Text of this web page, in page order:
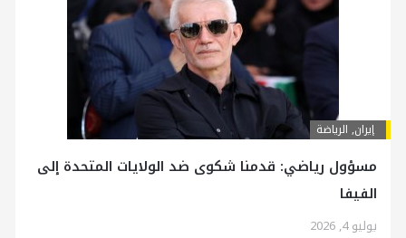
إيران, الرياضة
مسؤول رياضي: قدمنا شكوى ضد الولايات المتحدة إلى
الفيفا
يوليو 4, 2026